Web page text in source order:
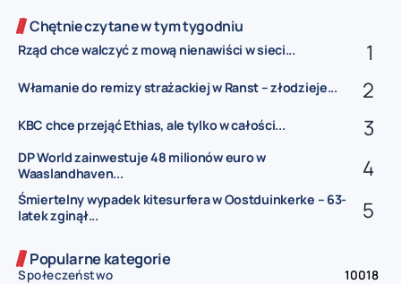
Chętnie czytane w tym tygodniu
Rząd chce walczyć z mową nienawiści w sieci...
Włamanie do remizy strażackiej w Ranst – złodzieje...
KBC chce przejąć Ethias, ale tylko w całości...
DP World zainwestuje 48 milionów euro w
Waaslandhaven...
Śmiertelny wypadek kitesurfera w Oostduinkerke – 63-
latek zginął...
Popularne kategorie
Społeczeństwo 10018